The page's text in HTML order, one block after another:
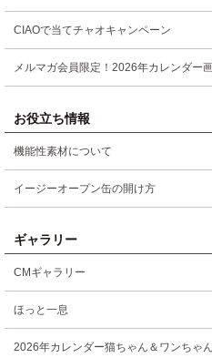
CIAOで当てチャオキャンペーン
メルマガ会員限定！2026年カレンダー
お役立ち情報
機能性素材について
イージーオープン缶の開け方
ギャラリー
CMギャラリー
ほっと一息
2026年カレンダー猫ちゃん＆ワンちゃ